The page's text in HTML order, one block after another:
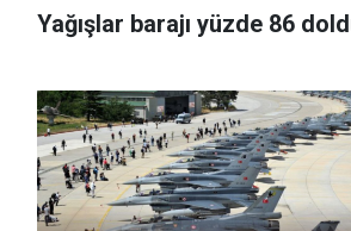
Yağışlar barajı yüzde 86